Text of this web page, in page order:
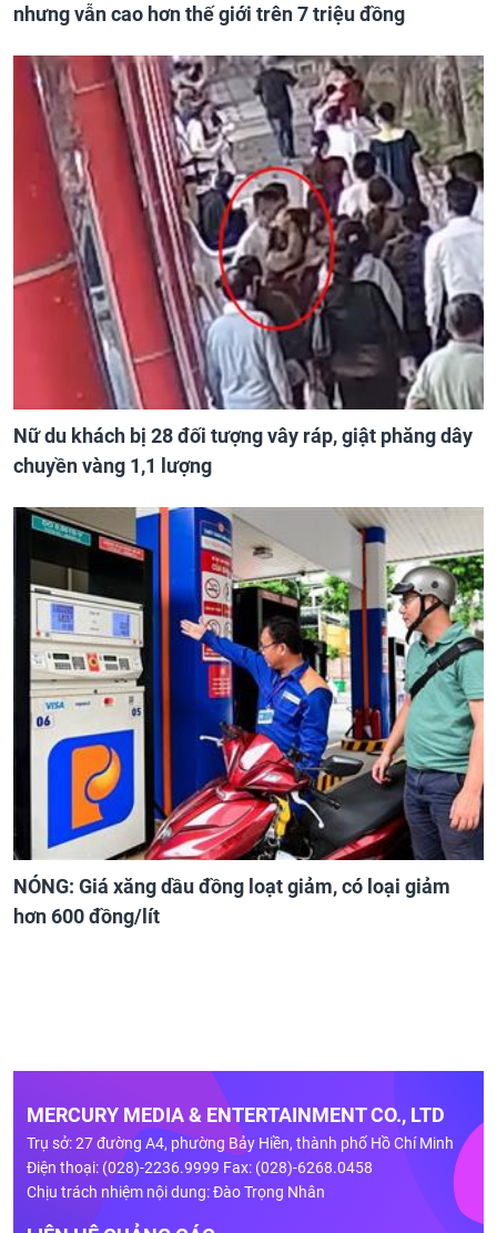
nhưng vẫn cao hơn thế giới trên 7 triệu đồng
Nữ du khách bị 28 đối tượng vây ráp, giật phăng dây
chuyền vàng 1,1 lượng
NÓNG: Giá xăng dầu đồng loạt giảm, có loại giảm
hơn 600 đồng/lít
MERCURY MEDIA & ENTERTAINMENT CO., LTD
Trụ sở: 27 đường A4, phường Bảy Hiền, thành phố Hồ Chí Minh
Điện thoại: (028)-2236.9999 Fax: (028)-6268.0458
Chịu trách nhiệm nội dung: Đào Trọng Nhân